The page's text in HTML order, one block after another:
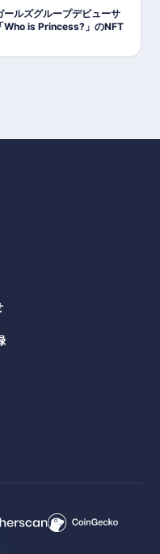
ールズグループデビューサ
Who is Princess?」のNFT